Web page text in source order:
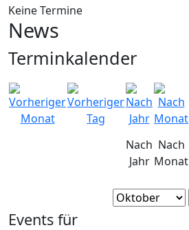
Keine Termine
News
Terminkalender
Nach
Jahr
Nach
Monat
Events für